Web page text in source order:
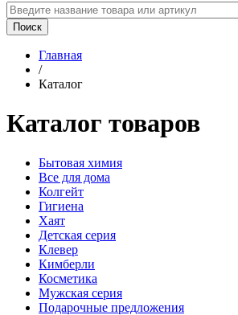
Главная
/
Каталог
Каталог товаров
Бытовая химия
Все для дома
Колгейт
Гигиена
Хаят
Детская серия
Клевер
Кимберли
Косметика
Мужская серия
Подарочные предложения